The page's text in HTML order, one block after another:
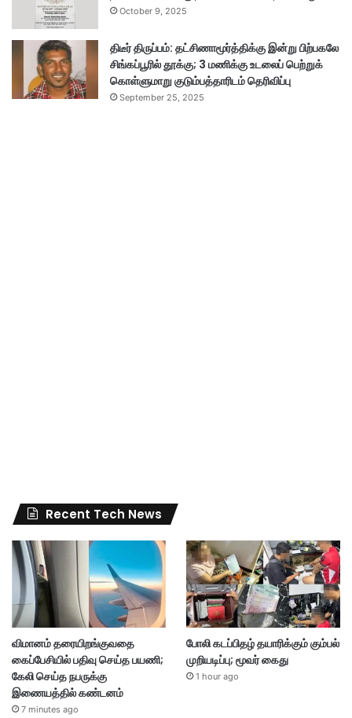
October 9, 2025
திடீர் திருப்பம்: தட்சிணாமூர்த்திக்கு இன்று பிற்பகலே
சிங்கப்பூரில் தூக்கு; 3 மணிக்கு உடலைப் பெற்றுக்
கொள்ளுமாறு குடும்பத்தாரிடம் தெரிவிப்பு
September 25, 2025
Recent Tech News
விமானம் தரையிறங்குவதை
கைப்பேசியில் பதிவு செய்த பயணி;
கேலி செய்த நபருக்கு
இணையத்தில் கண்டனம்
7 minutes ago
போலி கடப்பிதழ் தயாரிக்கும் கும்பல்
முறியடிப்பு; மூவர் கைது
1 hour ago